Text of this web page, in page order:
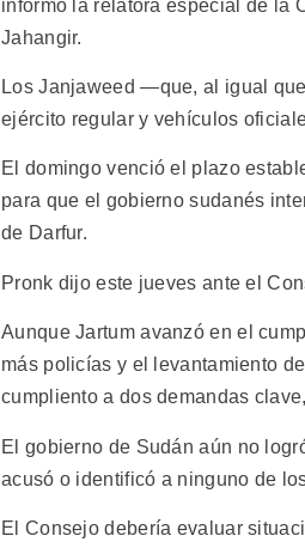
informó la relatora especial de la
Jahangir.
Los Janjaweed —que, al igual
ejército regular y vehículos
El domingo venció el plazo
para que el gobierno sudanés
de Darfur.
Pronk dijo este jueves ante el
Aunque Jartum avanzó en el
más policías y el levantamiento
cumpliento a dos demandas
El gobierno de Sudán aún no
acusó o identificó a ninguno de
El Consejo debería evaluar